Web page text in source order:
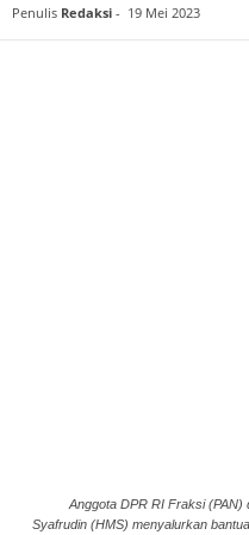
Penulis Redaksi - 19 Mei 2023
Anggota DPR RI Fraksi (PAN)
Syafrudin (HMS) menyalurkan